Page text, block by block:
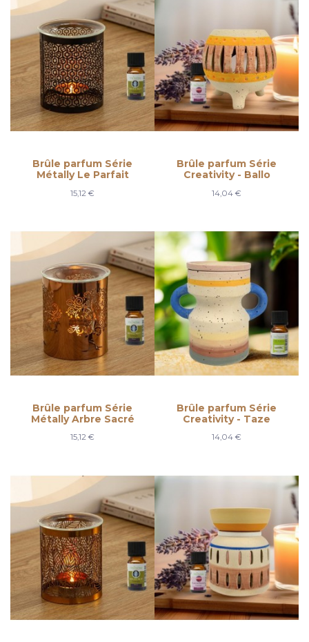
Brûle parfum Série
Métally Le Parfait
15,12 €
Brûle parfum Série
Creativity - Ballo
14,04 €
Brûle parfum Série
Métally Arbre Sacré
15,12 €
Brûle parfum Série
Creativity - Taze
14,04 €